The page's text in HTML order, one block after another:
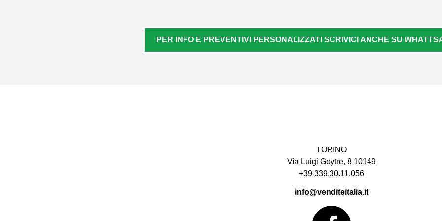
PER INFO E PREVENTIVI PERSONALIZZATI SCRIVICI ANCHE SU
TORINO
Via Luigi Goytre, 8 10149
+39 339.30.11.056
info@venditeitalia.it